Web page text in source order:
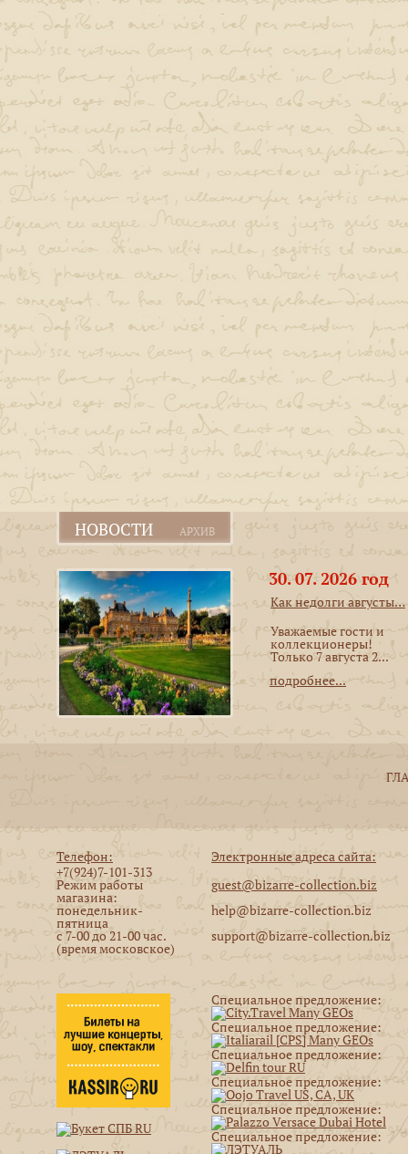
НОВОСТИ АРХИВ
30. 07. 2026 год
Как недолги августы…
Уважаемые гости и
коллекционеры!
Только 7 августа 2...
подробнее...
Телефон:
+7(924)7-101-313
Режим работы
магазина:
понедельник-
пятница
с 7-00 до 21-00 час.
(время московское)
Электронные адреса сайта:
guest@bizarre-collection.biz
help@bizarre-collection.biz
support@bizarre-collection.biz
Специальное предложение:
Специальное предложение:
Специальное предложение:
Специальное предложение:
Специальное предложение:
Специальное предложение: